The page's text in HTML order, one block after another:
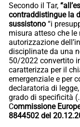
Secondo il Tar,
contraddistingue la
sussistono “i
misura atteso che
autorizzazione
disciplinate da una
50/2022 convertito
caratterizza per il
emergenziale e per
declaratoria di
grado di specificità
Commissione
8844502 del